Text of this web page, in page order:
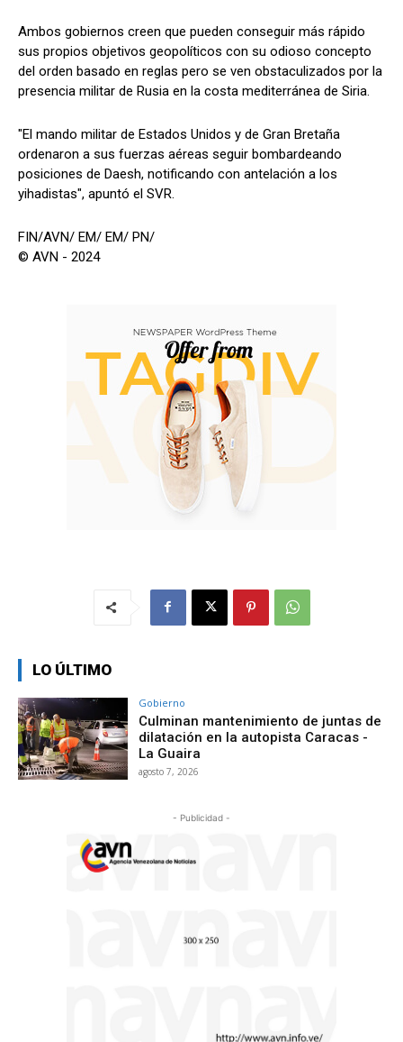
Ambos gobiernos creen que pueden conseguir más rápido
sus propios objetivos geopolíticos con su odioso concepto
del orden basado en reglas pero se ven obstaculizados por la
presencia militar de Rusia en la costa mediterránea de Siria.
"El mando militar de Estados Unidos y de Gran Bretaña
ordenaron a sus fuerzas aéreas seguir bombardeando
posiciones de Daesh, notificando con antelación a los
yihadistas", apuntó el SVR.
FIN/AVN/ EM/ EM/ PN/
© AVN - 2024
LO ÚLTIMO
Gobierno
Culminan mantenimiento de juntas de
dilatación en la autopista Caracas -
La Guaira
agosto 7, 2026
- Publicidad -